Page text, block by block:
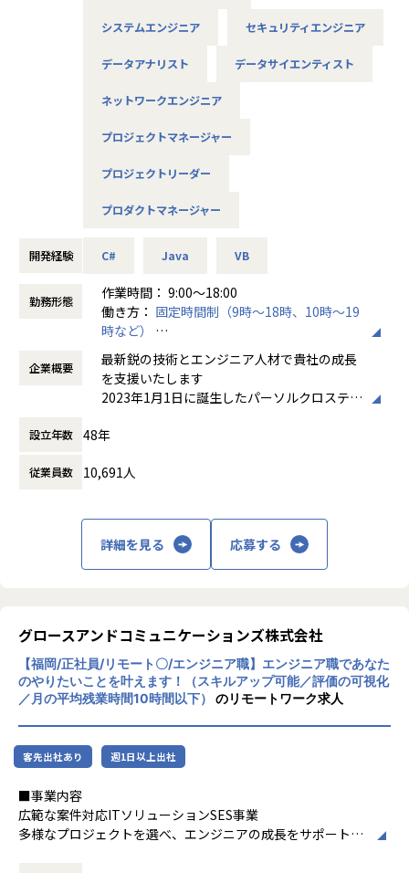
もちろんご経験をお持ちの方は、即戦力としてお願いする場
入社後のキャリアパスとしてマネジメントを目指すコース、
【仕事のやりがい】
大手企業から官公庁関連までのご依頼に対応します。
情報／制御いずれかのシステム開発のため、社会貢献度が非
様々な案件があるためご自身のスキルアップやキャリアアッ
また一部のクライアントのみならず、今後はこのシステムを
力サービスの開発に携われます。
【この求人の魅力】
・資格取得支援／メンター制度／研修体制
・年間賞与以外に期末賞与あり（業績による）
・住宅手当支給（会社規定により支給）
・さまざまな案件や上流工程へも参加可能
お客様が要望するシステム開発を自社内で実施し、 企画開
発から保守までワンストップで行えます。
大手企業のお客様との営業連携で案件を獲得しに活動するケ
盛んになってきていますので、ゆくゆくはグローバルにお仕
事を展開できる環境もあるかもしれません。
柔軟に働ける環境をめざし、労働環境改善を随時行っていま
す。
【働きやすい環境】
・月残業時間は平均で16h以内、業務上問題なければ定時で
イベートも充実しています。
・業務に慣れてくれば在宅勤務も認めておりますので、比較
的自由な働き方が可能です。
◆DXプラットフォーム2部
ecurity、lWindows 10/11
Microsoft Azure、Microsoft 365、Microsoft 365 Securit
PMO支援、PKG導入コンサル、業務・システム改革支援、IT
■募集ポジション
・アプリPM／PL
・インフラエンジニア
・インフラPM／PL
・コンサルタント
・デジタルアーキテクト
・サービス企画
※状況に応じて募集が終了している場合もございます。
■プロジェクト事例
・税理士業務支援AI情報検索サービス
・XRグラス向けAIサービス
・インフラ基盤のアセスメントと最適化
・Webアプリ開発
・AIを活用したシステム開発
・Microsoft 365環境構築
・DXプロジェクトのPMO
・戦略立案、グランドデザイン、変革ロードマップの策定
・PMO支援やPKG導入 など
組織魅力
【Cloud steady（組織独自サイト】 組織独自の外部公開サイ
ト 「Cloud Steady」への技術情報投稿/Blog投稿で情報発信
を推進しています。当部の記事を参照いただき、お声がけを
いただくお客様も増えています。
システムエンジニア セキュリティエンジニア
データアナリスト データサイエンティスト
ネットワークエンジニア
プロジェクトマネージャー
プロジェクトリーダー
プロダクトマネージャー
開発経験 C# Java VB
勤務形態
作業時間： 9:00～18:00
働き方： 固定時間制（9時～18時、10時～19
時など）
時間外労働の有無： 有（月平均20時間）
休憩時間： 60分
企業概要
最新鋭の技術とエンジニア人材で貴社の成長
を支援いたします
2023年1月1日に誕生したパーソルクロステク
び、エンジニアの多様なはたらき方を追求
題の解決を図ってまいります。
計・開発・実験におけるモデルベース開発
（MBD）等を提供しており、IT領域において
は情報通信、IT/インターネット、EC分野を
ております。さらには、近年需要が拡大して
いるRPA・IoT・UWB・ドローン・セキュリ
ティ等の最新技術の活用についても精力的に
ご支援をしております。
またエンジニアに対しさまざまなはたらき方
の機会提供を行うべく、フリーランス人材の
マッチング、若手未経験エンジニア層の育成
支援等にも取り組んでおります。
値・高品質な「技術サービス」をご提供する
エンジニアリング企業であるよう精進してま
設立年数 48年
従業員数 10,691人
詳細を見る 応募する
グロースアンドコミュニケーションズ株式会社
【福岡/正社員/リモート〇/エンジニア職】エンジニア職であなた
のやりたいことを叶えます！（スキルアップ可能／評価の可視化
／月の平均残業時間10時間以下）
のリモートワーク求人
客先出社あり 週1日以上出社
■事業内容
広範な案件対応ITソリューションSES事業
多様なプロジェクトを選べ、エンジニアの成長をサポートす